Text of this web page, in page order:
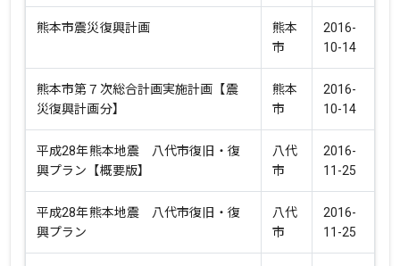
熊本市震災復興計画
熊本
市
2016-
10-14
熊本市第７次総合計画実施計画【震
災復興計画分】
熊本
市
2016-
10-14
平成28年熊本地震 八代市復旧・復
興プラン【概要版】
八代
市
2016-
11-25
平成28年熊本地震 八代市復旧・復
興プラン
八代
市
2016-
11-25